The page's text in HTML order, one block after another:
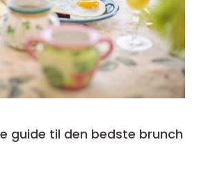
guide til den bedste brunch